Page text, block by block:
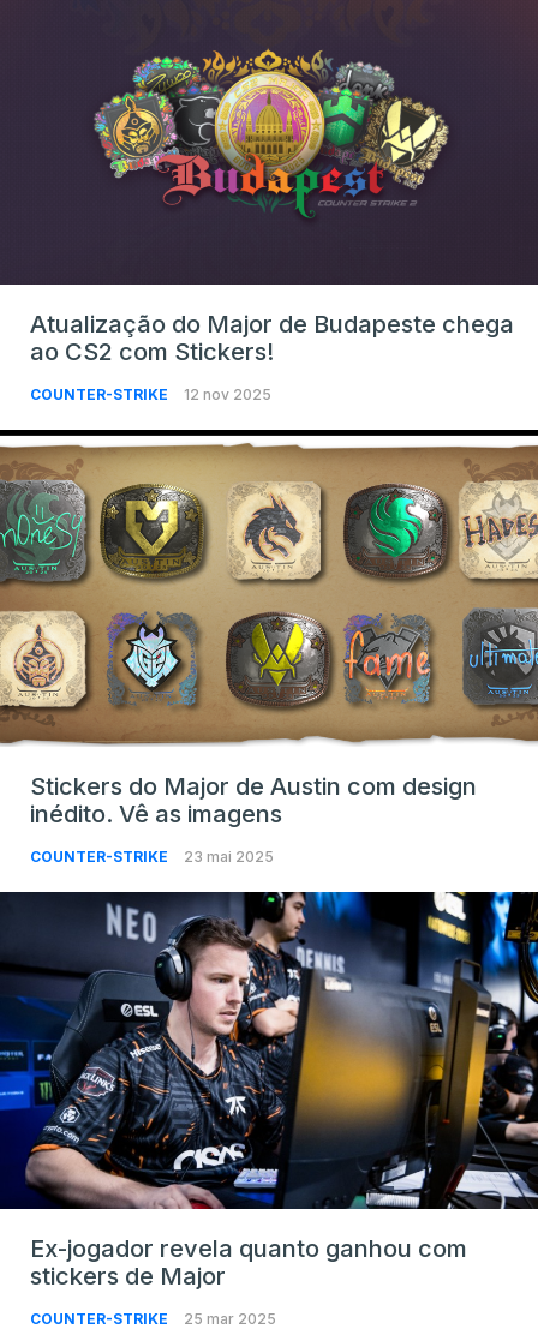
Atualização do Major de Budapeste chega
ao CS2 com Stickers!
COUNTER-STRIKE 12 nov 2025
Stickers do Major de Austin com design
inédito. Vê as imagens
COUNTER-STRIKE 23 mai 2025
Ex-jogador revela quanto ganhou com
stickers de Major
COUNTER-STRIKE 25 mar 2025